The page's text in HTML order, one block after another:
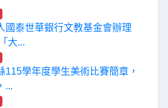
國泰世華銀行文教基金會辦理
大...
115學年度學生美術比賽簡章，
...